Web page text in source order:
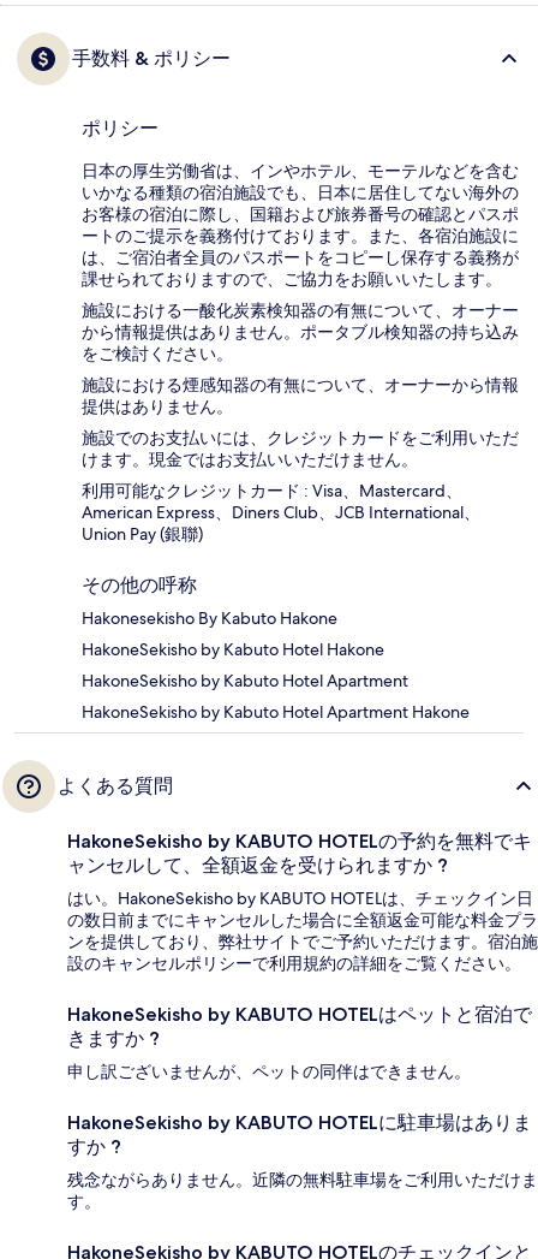
手数料 & ポリシー
ポリシー
日本の厚生労働省は、インやホテル、モーテルなどを含む
いかなる種類の宿泊施設でも、日本に​居住してない海外の
お客様の宿泊に際し、国籍および旅券番号の確認とパスポ
ートのご提示を義務付け​ております。また、各宿泊施設に
は、ご宿泊者全員のパスポートをコピーし保存する義務が
課せられておりますの​で、ご協力をお願いいたします。
施設における一酸化炭素検知器の有無について、オーナー
から情報提供はありません。ポータブル検知器の持ち込み
をご検討ください。
施設における煙感知器の有無について、オーナーから情報
提供はありません。
施設でのお支払いには、クレジットカードをご利用いただ
けます。現金ではお支払いいただけません。
利用可能なクレジットカード : Visa、Mastercard、
American Express、Diners Club、JCB International、
Union Pay (銀聯)
その他の呼称
Hakonesekisho By Kabuto Hakone
HakoneSekisho by Kabuto Hotel Hakone
HakoneSekisho by Kabuto Hotel Apartment
HakoneSekisho by Kabuto Hotel Apartment Hakone
よくある質問
HakoneSekisho by KABUTO HOTELの予約を無料でキ
ャンセルして、全額返金を受けられますか ?
はい。HakoneSekisho by KABUTO HOTELは、チェックイン日
の数日前までにキャンセルした場合に全額返金可能な料金プラ
ンを提供しており、弊社サイトでご予約いただけます。宿泊施
設のキャンセルポリシーで利用規約の詳細をご覧ください。
HakoneSekisho by KABUTO HOTELはペットと宿泊で
きますか ?
申し訳ございませんが、ペットの同伴はできません。
HakoneSekisho by KABUTO HOTELに駐車場はありま
すか ?
残念ながらありません。近隣の無料駐車場をご利用いただけま
す。
HakoneSekisho by KABUTO HOTELのチェックインと